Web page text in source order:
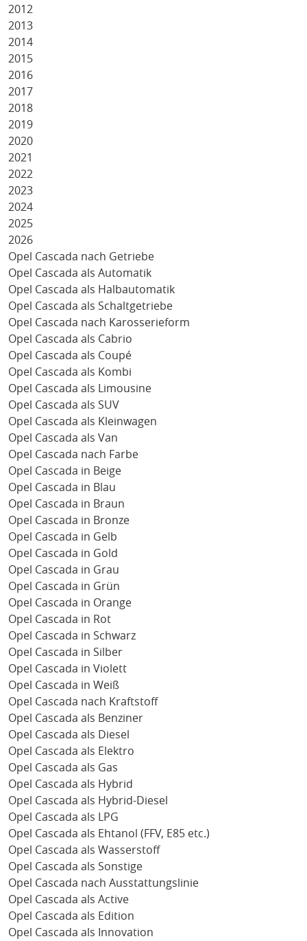
2012
2013
2014
2015
2016
2017
2018
2019
2020
2021
2022
2023
2024
2025
2026
Opel Cascada nach Getriebe
Opel Cascada als Automatik
Opel Cascada als Halbautomatik
Opel Cascada als Schaltgetriebe
Opel Cascada nach Karosserieform
Opel Cascada als Cabrio
Opel Cascada als Coupé
Opel Cascada als Kombi
Opel Cascada als Limousine
Opel Cascada als SUV
Opel Cascada als Kleinwagen
Opel Cascada als Van
Opel Cascada nach Farbe
Opel Cascada in Beige
Opel Cascada in Blau
Opel Cascada in Braun
Opel Cascada in Bronze
Opel Cascada in Gelb
Opel Cascada in Gold
Opel Cascada in Grau
Opel Cascada in Grün
Opel Cascada in Orange
Opel Cascada in Rot
Opel Cascada in Schwarz
Opel Cascada in Silber
Opel Cascada in Violett
Opel Cascada in Weiß
Opel Cascada nach Kraftstoff
Opel Cascada als Benziner
Opel Cascada als Diesel
Opel Cascada als Elektro
Opel Cascada als Gas
Opel Cascada als Hybrid
Opel Cascada als Hybrid-Diesel
Opel Cascada als LPG
Opel Cascada als Ehtanol (FFV, E85 etc.)
Opel Cascada als Wasserstoff
Opel Cascada als Sonstige
Opel Cascada nach Ausstattungslinie
Opel Cascada als Active
Opel Cascada als Edition
Opel Cascada als Innovation